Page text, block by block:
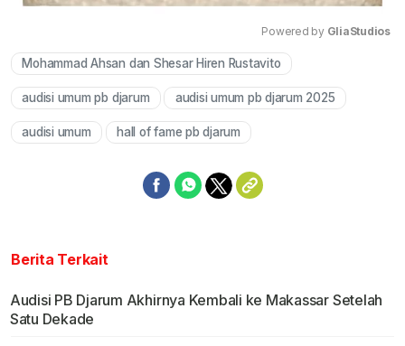
Powered by GliaStudios
Mohammad Ahsan dan Shesar Hiren Rustavito
audisi umum pb djarum audisi umum pb djarum 2025
audisi umum hall of fame pb djarum
Berita Terkait
Audisi PB Djarum Akhirnya Kembali ke Makassar Setelah
Satu Dekade